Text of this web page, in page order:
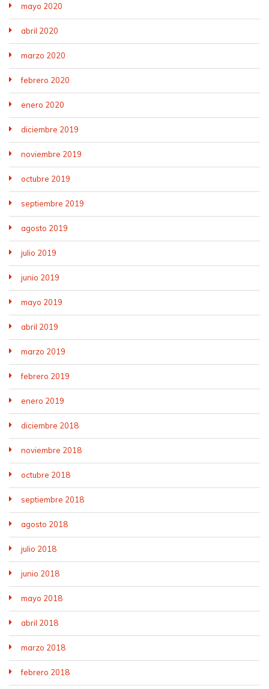
mayo 2020
abril 2020
marzo 2020
febrero 2020
enero 2020
diciembre 2019
noviembre 2019
octubre 2019
septiembre 2019
agosto 2019
julio 2019
junio 2019
mayo 2019
abril 2019
marzo 2019
febrero 2019
enero 2019
diciembre 2018
noviembre 2018
octubre 2018
septiembre 2018
agosto 2018
julio 2018
junio 2018
mayo 2018
abril 2018
marzo 2018
febrero 2018